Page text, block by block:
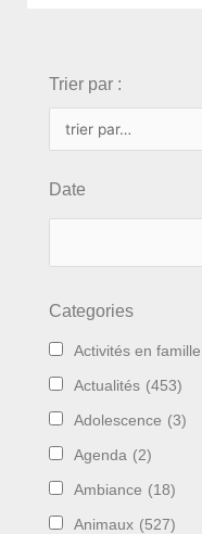
Trier par :
Date
Categories
Activités en famille
Actualités (453)
Adolescence (3)
Agenda (2)
Ambiance (18)
Animaux (527)